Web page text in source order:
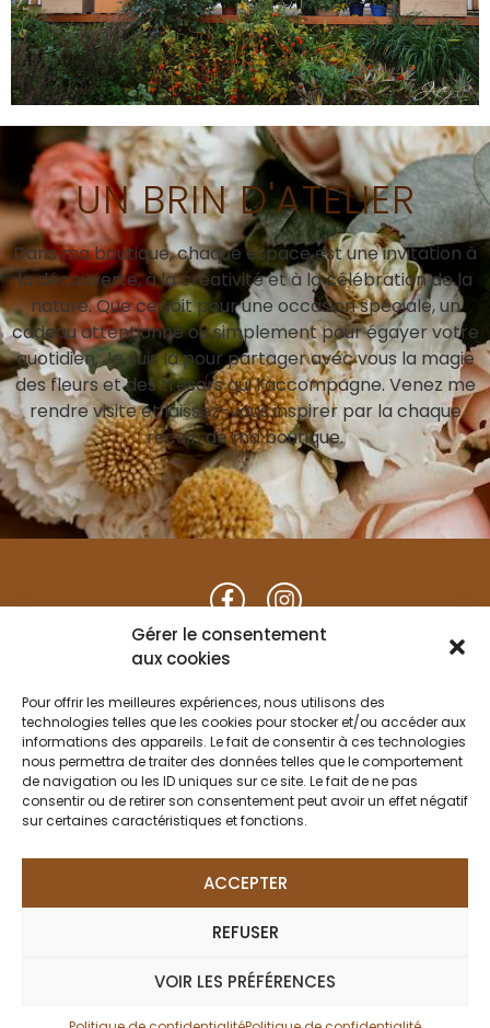
Gérer le consentement
aux cookies
Pour offrir les meilleures expériences, nous utilisons des
technologies telles que les cookies pour stocker et/ou accéder aux
informations des appareils. Le fait de consentir à ces technologies
nous permettra de traiter des données telles que le comportement
de navigation ou les ID uniques sur ce site. Le fait de ne pas
consentir ou de retirer son consentement peut avoir un effet négatif
sur certaines caractéristiques et fonctions.
ACCEPTER
REFUSER
VOIR LES PRÉFÉRENCES
UN BRIN D'ATELIER
Dans ma boutique, chaque espace est une invitation à
la découverte, à la créativité et à la célébration de la
nature. Que ce soit pour une occasion spéciale, un
cadeau attentionné ou simplement pour égayer votre
quotidien, Je suis là pour partager avec vous la magie
des fleurs et des trésors qui l’accompagne. Venez me
rendre visite et laissez-vous inspirer par la chaque
recoin de ma boutique.
Place du Marché
79120 Lezay
Envoyez-nous un email
05 49 27 74 27
du mardi au samedi :
9h30 à 12h00 / 14h30 à 19h00
dimanche : de 9h30 à 12h00